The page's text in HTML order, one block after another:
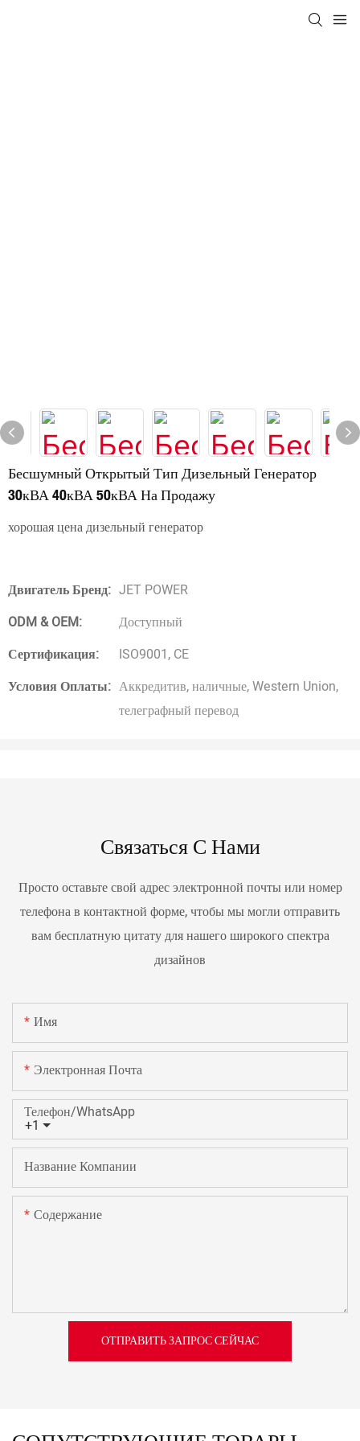
Бесшумный Открытый Тип Дизельный Генератор
30кВА 40кВА 50кВА На Продажу
хорошая цена дизельный генератор
Двигатель Бренд: JET POWER
ODM & OEM:
Доступный
Сертификация:
ISO9001, CE
Условия Оплаты: Аккредитив, наличные, Western Union,
телеграфный перевод
Связаться С Нами
Просто оставьте свой адрес электронной почты или номер
телефона в контактной форме, чтобы мы могли отправить
вам бесплатную цитату для нашего широкого спектра
дизайнов
Имя
Электронная Почта
+1
Телефон/WhatsApp
Название Компании
Содержание
ОТПРАВИТЬ ЗАПРОС СЕЙЧАС